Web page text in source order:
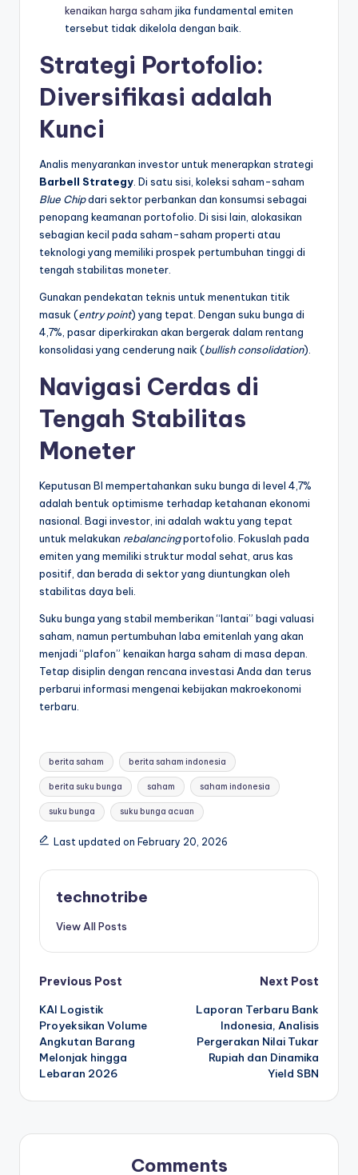
kenaikan harga saham jika fundamental emiten
tersebut tidak dikelola dengan baik.
Strategi Portofolio:
Diversifikasi adalah
Kunci
Analis menyarankan investor untuk menerapkan strategi
Barbell Strategy . Di satu sisi, koleksi saham-saham
Blue Chipdari sektor perbankan dan konsumsi sebagai
penopang keamanan portofolio. Di sisi lain, alokasikan
sebagian kecil pada saham-saham properti atau
teknologi yang memiliki prospek pertumbuhan tinggi di
tengah stabilitas moneter.
Gunakan pendekatan teknis untuk menentukan titik
masuk (entry point) yang tepat. Dengan suku bunga di
4,7%, pasar diperkirakan akan bergerak dalam rentang
konsolidasi yang cenderung naik (bullish consolidation).
Navigasi Cerdas di
Tengah Stabilitas
Moneter
Keputusan BI mempertahankan suku bunga di level 4,7%
adalah bentuk optimisme terhadap ketahanan ekonomi
nasional. Bagi investor, ini adalah waktu yang tepat
untuk melakukan rebalancingportofolio. Fokuslah pada
emiten yang memiliki struktur modal sehat, arus kas
positif, dan berada di sektor yang diuntungkan oleh
stabilitas daya beli.
Suku bunga yang stabil memberikan “lantai” bagi valuasi
saham, namun pertumbuhan laba emitenlah yang akan
menjadi “plafon” kenaikan harga saham di masa depan.
Tetap disiplin dengan rencana investasi Anda dan terus
perbarui informasi mengenai kebijakan makroekonomi
terbaru.
Tags:
berita saham berita saham indonesia
berita suku bunga saham saham indonesia
suku bunga suku bunga acuan
Last updated on February 20, 2026
technotribe
View All Posts
Post
navigation
Previous Post
KAI Logistik
Proyeksikan Volume
Angkutan Barang
Melonjak hingga
Lebaran 2026
Next Post
Laporan Terbaru Bank
Indonesia, Analisis
Pergerakan Nilai Tukar
Rupiah dan Dinamika
Yield SBN
Comments